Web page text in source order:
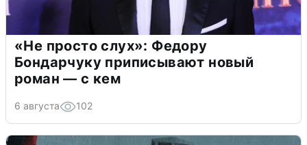
«Не просто слух»: Федору
Бондарчуку приписывают новый
роман — с кем
6 августа 102